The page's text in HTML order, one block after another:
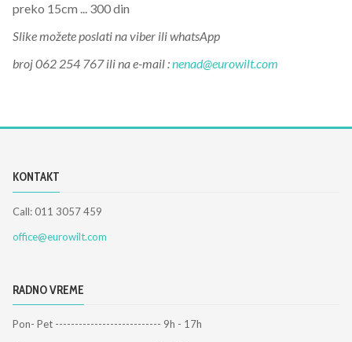
preko 15cm ... 300 din
Slike možete poslati na viber ili whatsApp
broj 062 254 767 ili na e-mail :nenad@eurowilt.com
KONTAKT
Call: 011 3057 459
office@eurowilt.com
RADNO VREME
Pon- Pet --------------------------- 9h - 17h